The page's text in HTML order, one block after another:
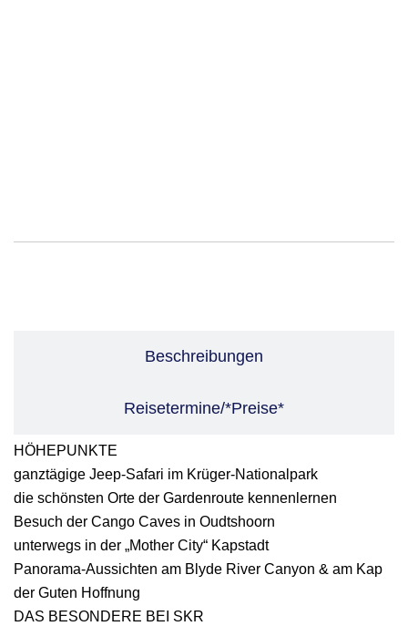
Beschreibungen
Reisetermine/*Preise*
HÖHEPUNKTE
ganztägige Jeep-Safari im Krüger-Nationalpark
die schönsten Orte der Gardenroute kennenlernen
Besuch der Cango Caves in Oudtshoorn
unterwegs in der „Mother City“ Kapstadt
Panorama-Aussichten am Blyde River Canyon & am Kap
der Guten Hoffnung
DAS BESONDERE BEI SKR